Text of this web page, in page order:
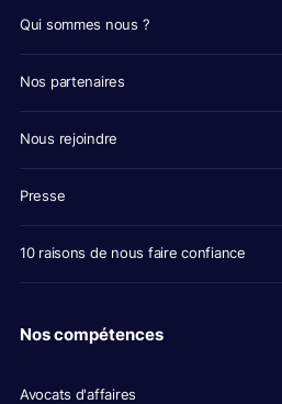
Qui sommes nous ?
Nos partenaires
Nous rejoindre
Presse
10 raisons de nous faire confiance
Nos compétences
Avocats d'affaires